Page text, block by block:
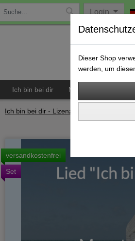
Login
Ich bin bei dir Musicals
Ich bin bei dir - Lizenz für Gottesdienst
versandkostenfrei
Set
Dieser Shop
werden, um